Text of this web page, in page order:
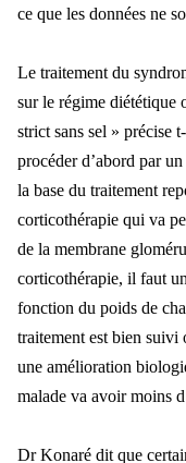
ce que les données ne
Le traitement du
sur le régime diététique
strict sans sel » précise
procéder d’abord par
la base du traitement
corticothérapie qui va
de la membrane
corticothérapie, il faut
fonction du poids de
traitement est bien
une amélioration
malade va avoir moins
Dr Konaré dit que